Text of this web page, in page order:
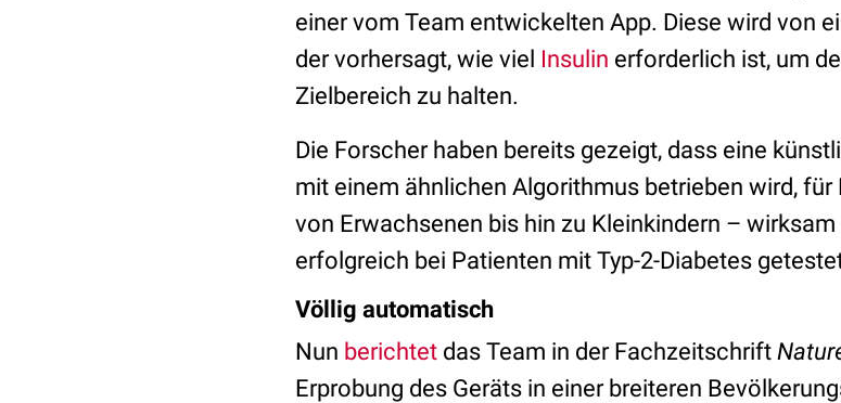
einer vom Team entwickelten App. Diese wird von
der vorhersagt, wie viel Insulin erforderlich ist, um
Zielbereich zu halten.
Die Forscher haben bereits gezeigt, dass eine
mit einem ähnlichen Algorithmus betrieben wird,
von Erwachsenen bis hin zu Kleinkindern –
erfolgreich bei Patienten mit Typ-2-Diabetes
Völlig automatisch
Nun berichtet das Team in der Fachzeitschrift
Erprobung des Geräts in einer breiteren